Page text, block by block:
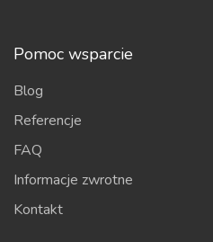
Pomoc wsparcie
Blog
Referencje
FAQ
Informacje zwrotne
Kontakt